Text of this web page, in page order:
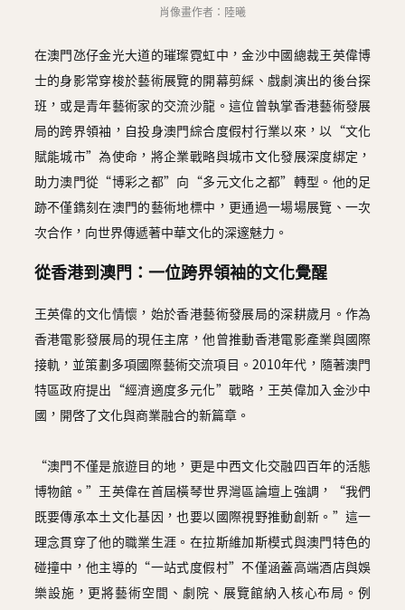
肖像畫作者：陸曦
在澳門氹仔金光大道的璀璨霓虹中，金沙中國總裁王英偉博
士的身影常穿梭於藝術展覽的開幕剪綵、戲劇演出的後台探
班，或是青年藝術家的交流沙龍。這位曾執掌香港藝術發展
局的跨界領袖，自投身澳門綜合度假村行業以來，以“文化
賦能城市”為使命，將企業戰略與城市文化發展深度綁定，
助力澳門從“博彩之都”向“多元文化之都”轉型。他的足
跡不僅鐫刻在澳門的藝術地標中，更通過一場場展覽、一次
次合作，向世界傳遞著中華文化的深邃魅力。
從香港到澳門：一位跨界領袖的文化覺醒
王英偉的文化情懷，始於香港藝術發展局的深耕歲月。作為
香港電影發展局的現任主席，他曾推動香港電影產業與國際
接軌，並策劃多項國際藝術交流項目。2010年代，隨著澳門
特區政府提出“經濟適度多元化”戰略，王英偉加入金沙中
國，開啓了文化與商業融合的新篇章。
“澳門不僅是旅遊目的地，更是中西文化交融四百年的活態
博物館。”王英偉在首屆橫琴世界灣區論壇上強調，“我們
既要傳承本土文化基因，也要以國際視野推動創新。”這一
理念貫穿了他的職業生涯。在拉斯維加斯模式與澳門特色的
碰撞中，他主導的“一站式度假村”不僅涵蓋高端酒店與娛
樂設施，更將藝術空間、劇院、展覽館納入核心布局。例